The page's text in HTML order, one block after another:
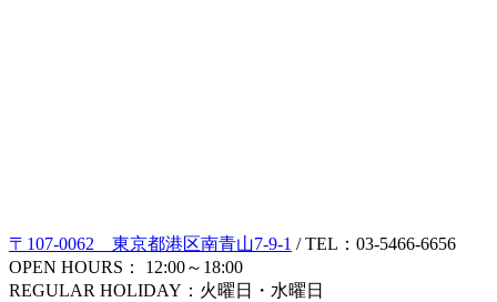
〒107-0062 東京都港区南青山7-9-1 / TEL：03-5466-6656
OPEN HOURS： 12:00～18:00
REGULAR HOLIDAY：火曜日・水曜日